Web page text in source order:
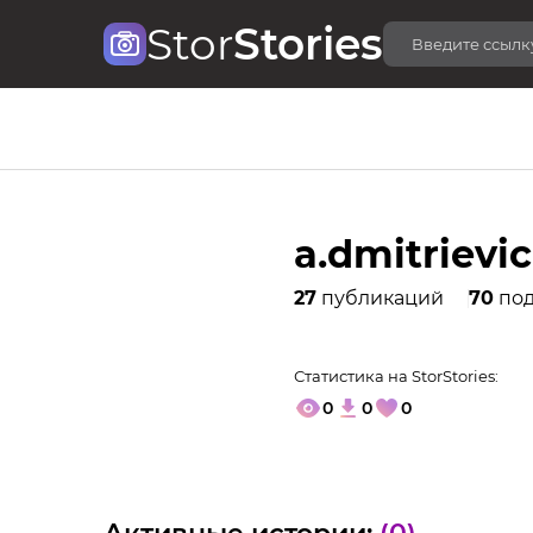
StorStories
27 публикаций 70
Статистика на StorStories:
0 0 0